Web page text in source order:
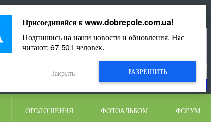
ОГОЛОШЕННЯ ФОТОАЛЬБОМ ФОРУМ
Присоединяйся кwww.dobrepole.com.ua!
Подпишись на наши новости и обновления. Нас
читают: 67 501 человек.
РАЗРЕШИТЬ
Закрыть